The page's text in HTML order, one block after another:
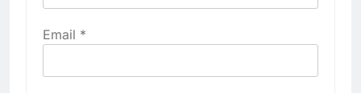
Email *